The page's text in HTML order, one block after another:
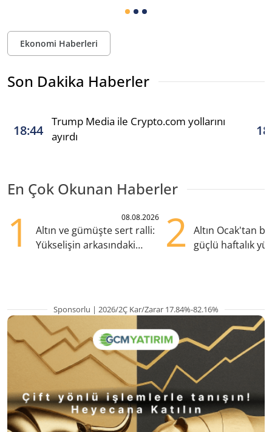
Ekonomi Haberleri
Son Dakika Haberler
18:44
Trump Media ile Crypto.com yollarını
ayırdı
En Çok Okunan Haberler
1 08.08.2026
Altın ve gümüşte sert ralli:
Yükselişin arkasındaki
2
Altın Ocak'tan
güçlü haftalık
Sponsorlu | 2026/2Ç Kar/Zarar 17.84%-82.16%